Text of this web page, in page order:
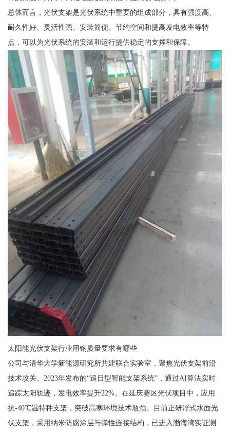
总体而言，光伏支架是光伏系统中重要的组成部分，具有强度高、
耐久性好、灵活性强、安装简便、节约空间和提高发电效率等特
点，可以为光伏系统的安装和运行提供稳定的支撑和保障。
太阳能光伏支架行业用钢质量要求有哪些
公司与清华大学新能源研究所共建联合实验室，聚焦光伏支架前沿
技术攻关。2023年发布的“追日型智能支架系统”，通过AI算法实时
追踪太阳轨迹，发电效率提升22%。在延庆赛区光伏项目中，应用
抗-40℃温特种支架，突破高寒环境技术瓶颈。目前正研浮式水面光
伏支架，采用纳米防腐涂层与弹性连接结构，已进入渤海湾实证测